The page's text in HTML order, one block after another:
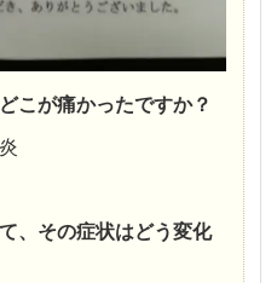
こが痛かったですか？
、その症状はどう変化